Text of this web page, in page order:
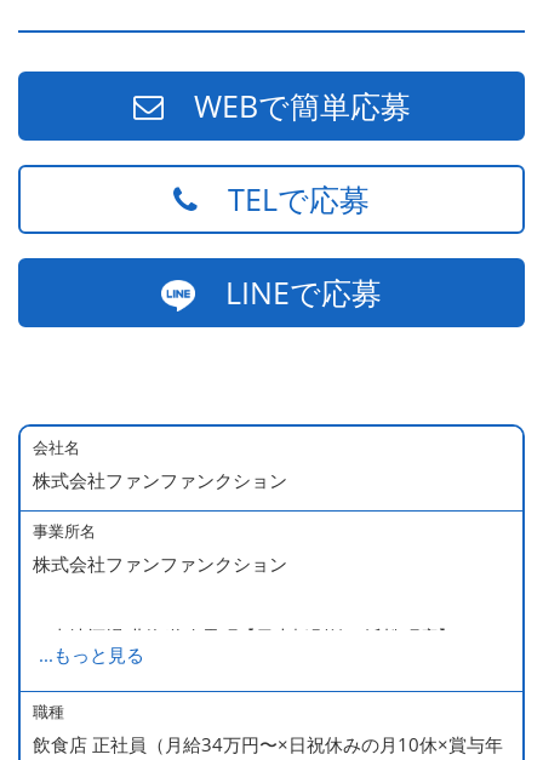
WEBで簡単応募
TELで応募
LINEで応募
会社名
株式会社ファンファンクション
事業所名
株式会社ファンファンクション
ご当地酒場 北海道八雲町【日本橋別館・浜松町店】
カキ酒場 北海道厚岸【日本橋本店】
牡蠣場 北海道厚岸【コレド室町店】
熟成魚場 福井県美浜町【日本橋本店】
...もっと見る
職種
飲食店 正社員（月給34万円〜×日祝休みの月10休×賞与年